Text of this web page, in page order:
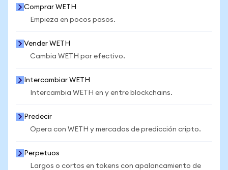
Comprar WETH
Empieza en pocos pasos.
Vender WETH
Cambia WETH por efectivo.
Intercambiar WETH
Intercambia WETH en y entre blockchains.
Predecir
Opera con WETH y mercados de predicción cripto.
Perpetuos
Largos o cortos en tokens con apalancamiento de